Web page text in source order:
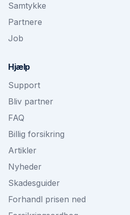
Samtykke
Partnere
Job
Hjælp
Support
Bliv partner
FAQ
Billig forsikring
Artikler
Nyheder
Skadesguider
Forhandl prisen ned